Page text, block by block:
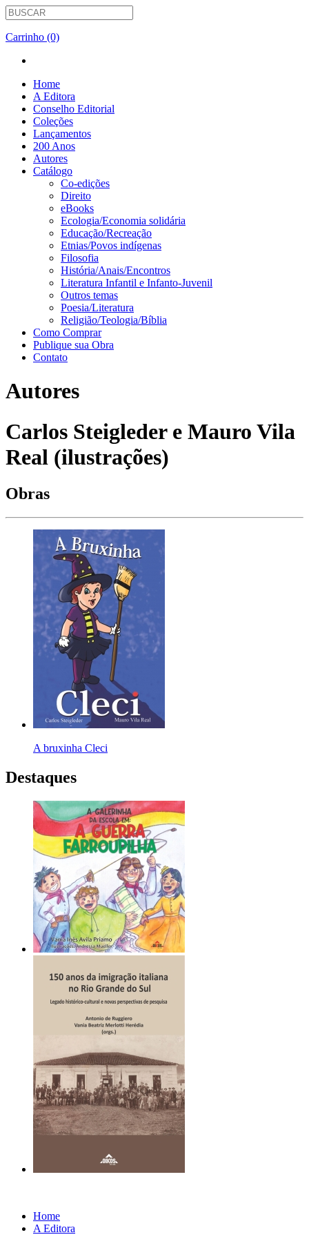
Carrinho (0)
Home
A Editora
Conselho Editorial
Coleções
Lançamentos
200 Anos
Autores
Catálogo
Co-edições
Direito
eBooks
Ecologia/Economia solidária
Educação/Recreação
Etnias/Povos indígenas
Filosofia
História/Anais/Encontros
Literatura Infantil e Infanto-Juvenil
Outros temas
Poesia/Literatura
Religião/Teologia/Bíblia
Como Comprar
Publique sua Obra
Contato
Autores
Carlos Steigleder e Mauro Vila
Real (ilustrações)
Obras
A bruxinha Cleci
Destaques
Home
A Editora